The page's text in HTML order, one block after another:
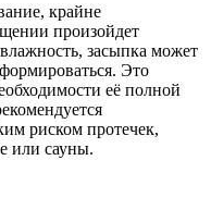
крайне
произойдет
засыпка может
Это
её полной
риском протечек,
или сауны.